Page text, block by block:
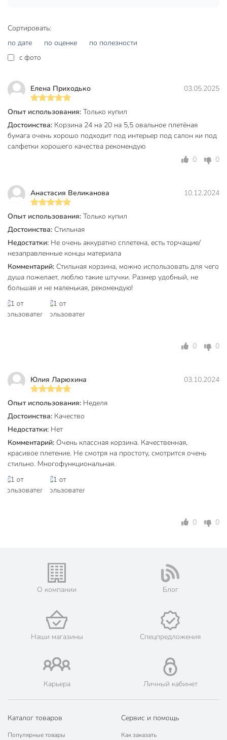
Страна производства
Форма
Цвет
Особенности конструкции
с ручками
Назначение
средний
Вес в упаковке
Габариты упаковки
Сортировать:
по дате
по оценке
по полезности
c фото
Елена Приходько 03.05.2025
Опыт использования: Только купил
Достоинства: Корзина 24 на 20 на 5,5 овальное плетёная
бумага очень хорошо подходит под интерьер под салон ки под
салфетки хорошего качества рекомендую
0
0
Анастасия Великанова 10.12.2024
Опыт использования: Только купил
Достоинства: Стильная
Недостатки: Не очень аккуратно сплетена, есть торчащие/
незаправленные концы материала
Комментарий: Стильная корзина, можно использовать для чего
душа пожелает, люблю такие штучки. Размер удобный, не
большая и не маленькая, рекомендую!
0 0
Юлия Ларюхина 03.10.2024
Опыт использования: Неделя
Достоинства: Качество
Недостатки: Нет
Комментарий: Очень классная корзина. Качественная,
красивое плетение. Не смотря на простоту, смотрится очень
стильно. Многофункциональная.
0 0
О компании Блог
Наши магазины Спецпредложения
Карьера Личный кабинет
Каталог товаров
Популярные товары
Сервис и помощь
Как заказать